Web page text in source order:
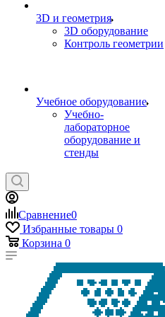
3D и геометрия
3D оборудование
Контроль геометрии
Учебное оборудование
Учебно-
лабораторное
оборудование и
стенды
Сравнение0
Избранные товары 0
Корзина 0